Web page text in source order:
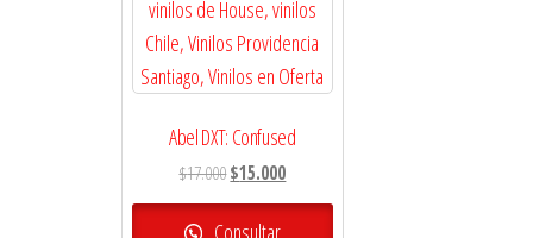
Abel DXT: Confused
$17.000El
precio
original
$15.000El
precio
Consultar